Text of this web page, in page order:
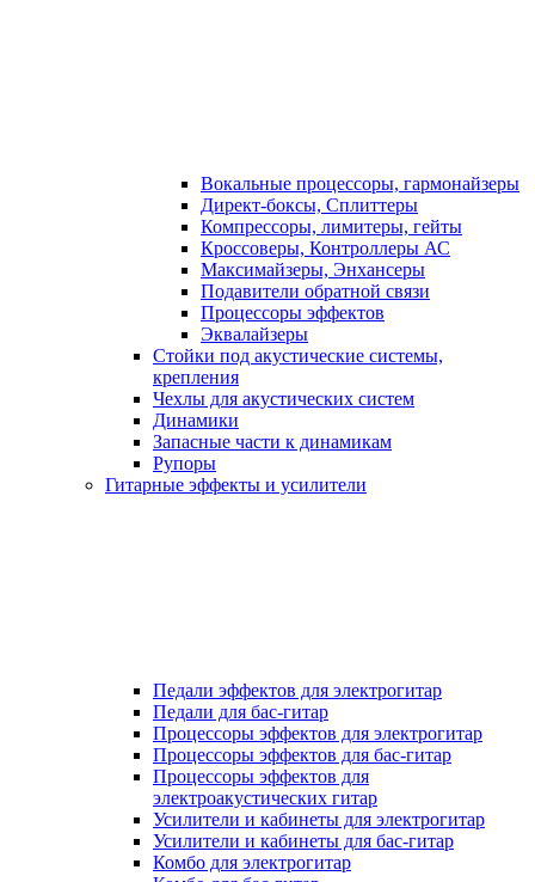
Вокальные процессоры, гармонайзеры
Директ-боксы, Сплиттеры
Компрессоры, лимитеры, гейты
Кроссоверы, Контроллеры АС
Максимайзеры, Энхансеры
Подавители обратной связи
Процессоры эффектов
Эквалайзеры
Стойки под акустические системы,
крепления
Чехлы для акустических систем
Динамики
Запасные части к динамикам
Рупоры
Гитарные эффекты и усилители
Педали эффектов для электрогитар
Педали для бас-гитар
Процессоры эффектов для электрогитар
Процессоры эффектов для бас-гитар
Процессоры эффектов для
электроакустических гитар
Усилители и кабинеты для электрогитар
Усилители и кабинеты для бас-гитар
Комбо для электрогитар